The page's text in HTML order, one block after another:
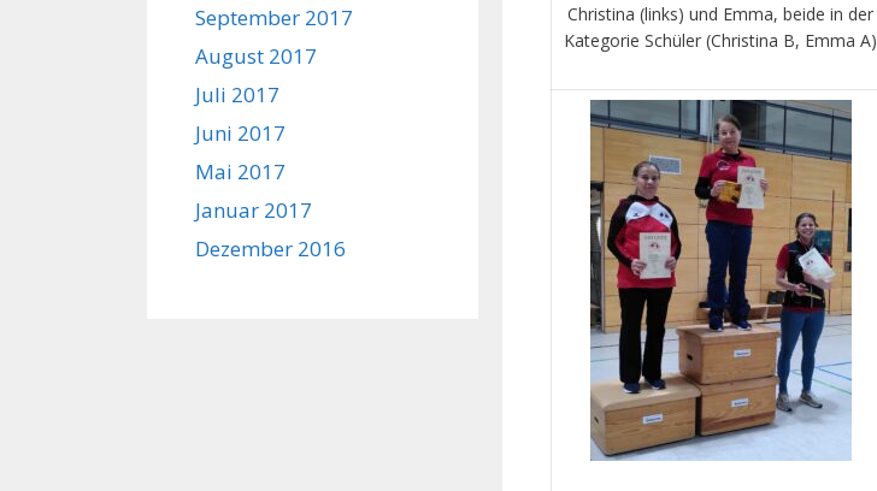
Christina (links) und Emma, beide in der
Kategorie Schüler (Christina B, Emma A)
September 2017
August 2017
Juli 2017
Juni 2017
Mai 2017
Januar 2017
Dezember 2016